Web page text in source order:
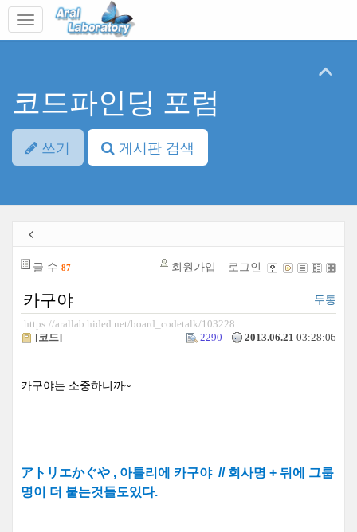
본
바
메
토
코드파인딩 포럼
쓰기 게시판 검색
글 수 87 회원가입 로그인
카구야 두통
https://arallab.hided.net/board_codetalk/103228
2013.06.21 03:28:06
2290
[코드]
카구야는 소중하니까~
アトリエかぐや , 아틀리에 카구야 // 회사명 + 뒤에 그룹
명이 더 붙는것들도있다.